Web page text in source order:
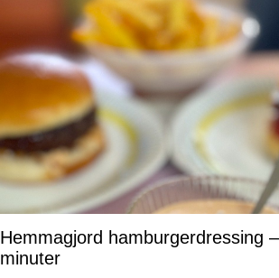
Hemmagjord hamburgerdressing
minuter